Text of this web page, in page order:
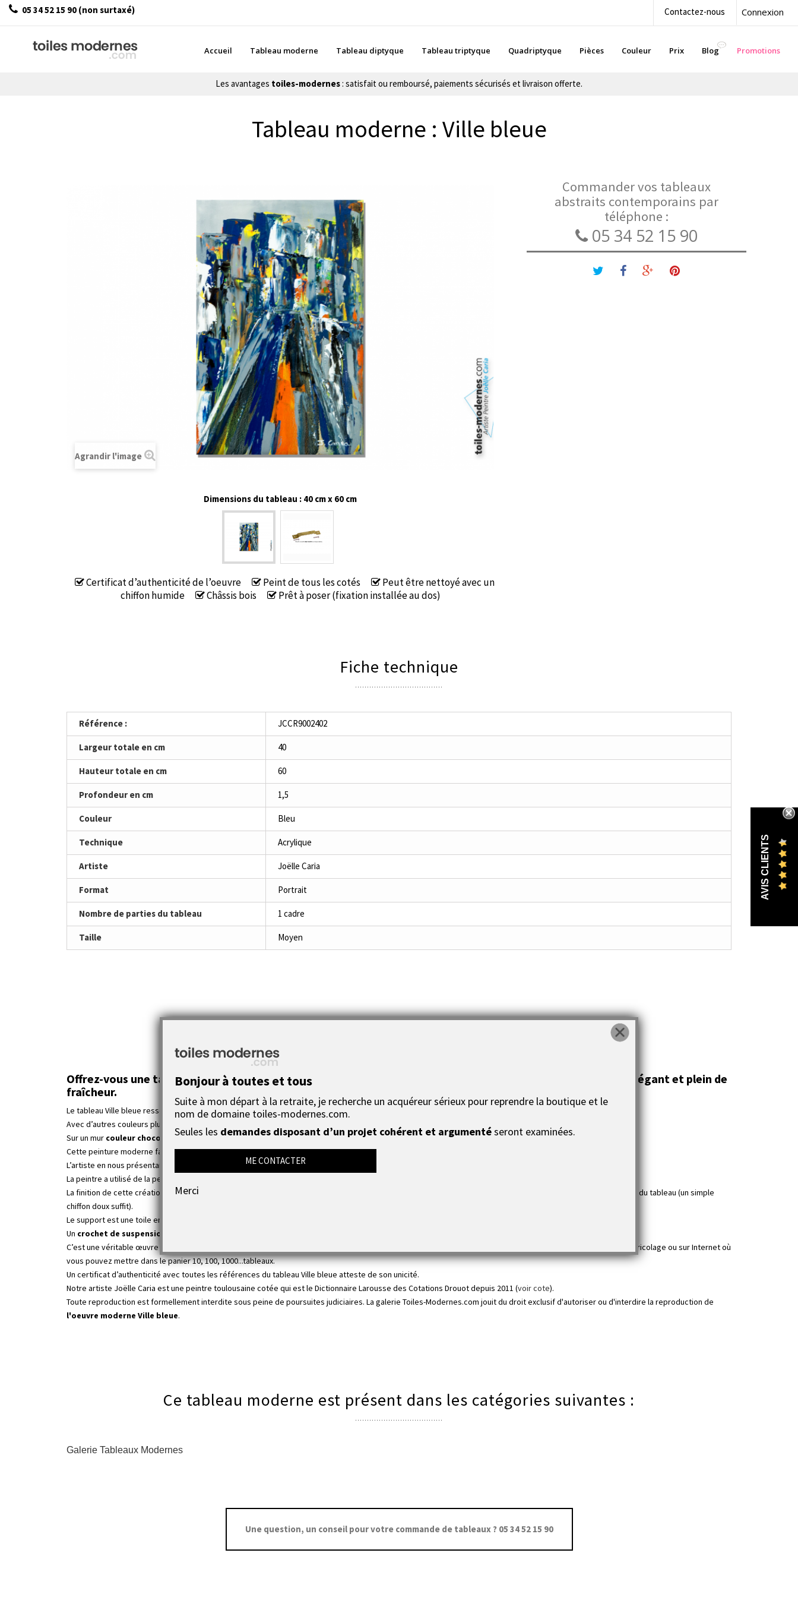
Connexion
Contactez-nous
05 34 52 15 90 (non surtaxé)
Accueil Tableau moderne Tableau diptyque Tableau triptyque Quadriptyque Pièces Couleur Prix Blog Promotions
Les avantages toiles-modernes: satisfait ou remboursé, paiements sécurisés et livraison offerte.
Tableau moderne : Ville bleue
Agrandir l'image
Dimensions du tableau : 40 cm x 60 cm
Certificat d’authenticité de l’oeuvre Peint de tous les cotés
Peut être nettoyé avec un
chiffon humide
Châssis bois Prêt à poser (fixation installée au dos)
Commander vos tableaux
abstraits contemporains par
téléphone :
05 34 52 15 90
Fiche technique
Référence : JCCR9002402
Largeur totale en cm 40
Hauteur totale en cm 60
Profondeur en cm 1,5
Couleur Bleu
Technique Acrylique
Artiste Joëlle Caria
Format Portrait
Nombre de parties du tableau 1 cadre
Taille Moyen
En savoir plus
Offrez-vous une tableau bleu moderne, une couleur symbolisant la paix et la spiritualité pour une intérieur élégant et plein de
fraîcheur.
Le tableau Ville bleue ressort énormément sur unmur blanc , l’effet est assuré.
Avec d’autres couleurs plus claires, telles que le jaune ou le vert, cette
va dynamiser votre décoration murale.
Sur un mur couleur chocolat
ou gris, le tableau Ville bleue apportera une belle touche de modernité.
Cette peinture moderne favorise le calme et crée une atmosphère paisible.
L’artiste en nous présentant cet
univers bleu coloréa voulu nous faire partager sa vision du monde par une approche unique et innovatrice.
La peintre a utilisé de la peinture acrylique extra fine haut de gamme pour réaliser cette
La finition de cette création colorée est optimale, 2 couches de vernis acrylique haut de gamme protègent l'oeuvre dans le temps des UV et facilitent l'entretien du tableau (un simple
chiffon doux suffit).
Le support est une toile en 100% coton tendue sur un châssis en bois, format portrait : 60x40 cm.
Un crochet de suspension
C’est une véritable œuvre d’art unique c’est à dire qu’elle est réalisée seulement qu’en
et pas un de ces tableaux en série des magasins de bricolage ou sur Internet où
vous pouvez mettre dans le panier 10, 100, 1000...tableaux.
Un certificat d’authenticité avec toutes les références du tableau Ville bleue atteste de son unicité.
Notre artiste Joëlle Caria est une peintre toulousaine cotée qui est le Dictionnaire Larousse des Cotations Drouot depuis 2011 (voir cote).
Toute reproduction est formellement interdite sous peine de poursuites judiciaires. La galerie Toiles-Modernes.com jouit du droit exclusif d'autoriser ou d'interdire la reproduction de
l'oeuvre moderne Ville bleue.
Ce tableau moderne est présent dans les catégories suivantes :
Galerie Tableaux Modernes
Une question, un conseil pour votre commande de tableaux ? 05 34 52 15 90
AVIS CLIENTS
Bonjour à toutes et tous
Suite à mon départ à la retraite, je recherche un acquéreur sérieux pour reprendre la boutique et le
nom de domaine toiles-modernes.com.
Seules les demandes disposant d’un projet cohérent et argumentéseront examinées.
ME CONTACTER
Merci